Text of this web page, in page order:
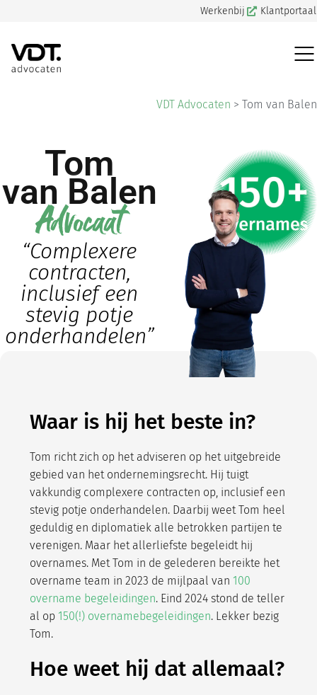
Werkenbij Klantportaal
VDT Advocaten > Tom van Balen
Tom
van Balen
Advocaat
“Complexere
contracten,
inclusief een
stevig potje
onderhandelen”
Waar is hij het beste in?
Tom richt zich op het adviseren op het uitgebreide
gebied van het ondernemingsrecht. Hij tuigt
vakkundig complexere contracten op, inclusief een
stevig potje onderhandelen. Daarbij weet Tom heel
geduldig en diplomatiek alle betrokken partijen te
verenigen. Maar het allerliefste begeleidt hij
overnames. Met Tom in de gelederen bereikte het
overname team in 2023 de mijlpaal van 100
overname begeleidingen. Eind 2024 stond de teller
al op 150(!) overnamebegeleidingen. Lekker bezig
Tom.
Hoe weet hij dat allemaal?